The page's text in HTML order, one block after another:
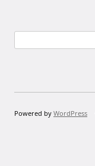
nach:
Powered by WordPress